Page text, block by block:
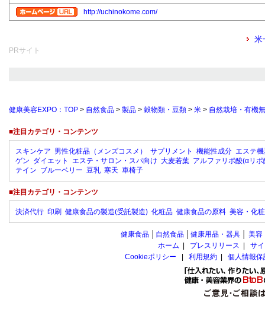
http://uchinokome.com/
米
PRサイト
健康美容EXPO：TOP > 自然食品 > 製品 > 穀物類・豆類 > 米 > 自然栽培・有機
■注目カテゴリ・コンテンツ
スキンケア 男性化粧品（メンズコスメ） サプリメント 機能性成分 エステ
ゲン ダイエット エステ・サロン・スパ向け 大麦若葉 アルファリポ酸(αリポ
テイン ブルーベリー 豆乳 寒天 車椅子
■注目カテゴリ・コンテンツ
決済代行 印刷 健康食品の製造(受託製造) 化粧品 健康食品の原料 美容・化
健康食品 自然食品 健康用品・器具 美容
ホーム
プレスリリース
サ
Cookieポリシー
利用規約 個人情報